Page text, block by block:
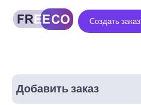
Создать заказ
Добавить заказ